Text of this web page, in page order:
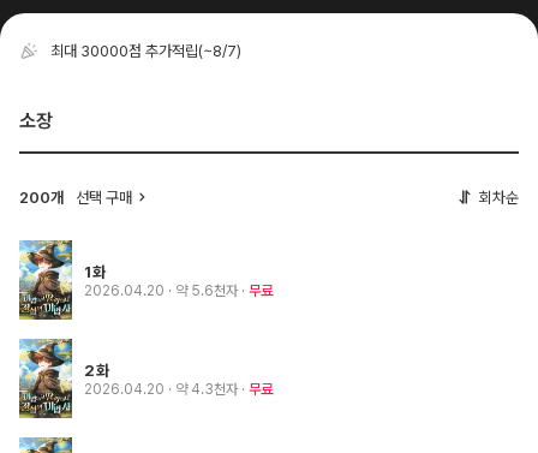
최대 30000점 추가적립(~8/7)
소장
200개 선택 구매 회차순
1화
2026.04.20 · 약 5.6천자 무료
2화
2026.04.20 · 약 4.3천자 무료